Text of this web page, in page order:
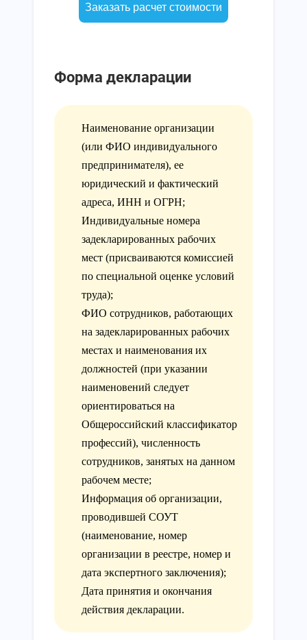
Заказать расчет стоимости
Форма декларации
Наименование организации
(или ФИО индивидуального
предпринимателя), ее
юридический и фактический
адреса, ИНН и ОГРН;
Индивидуальные номера
задекларированных рабочих
мест (присваиваются комиссией
по специальной оценке условий
труда);
ФИО сотрудников, работающих
на задекларированных рабочих
местах и наименования их
должностей (при указании
наименовений следует
ориентироваться на
Общероссийский классификатор
профессий), численность
сотрудников, занятых на данном
рабочем месте;
Информация об организации,
проводившей СОУТ
(наименование, номер
организации в реестре, номер и
дата экспертного заключения);
Дата принятия и окончания
действия декларации.